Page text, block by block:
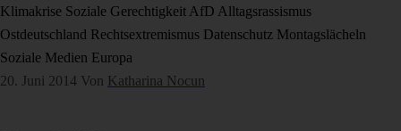
Klimakrise Soziale Gerechtigkeit AfD Alltagsrassismus
Ostdeutschland Rechtsextremismus Datenschutz Montagslächeln
Soziale Medien Europa
20. Juni 2014 Von Katharina Nocun